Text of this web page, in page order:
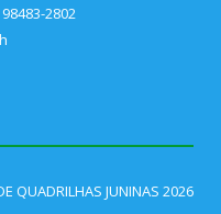
2802
QUADRILHAS JUNINAS 2026